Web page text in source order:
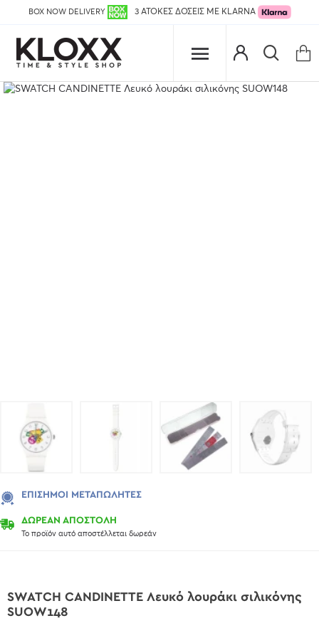
BOX NOW DELIVERY 3 ΑΤΟΚΕΣ ΔΟΣΕΙΣ ΜΕ KLARNA
ΔΩΡΕΑΝ ΑΠΟΣΤΟΛΗ
Το προϊόν αυτό αποστέλλεται δωρεάν
ΕΠΊΣΗΜΟΙ ΜΕΤΑΠΩΛΗΤΈΣ
SWATCH CANDINETTE Λευκό λουράκι σιλικόνης
SUOW148